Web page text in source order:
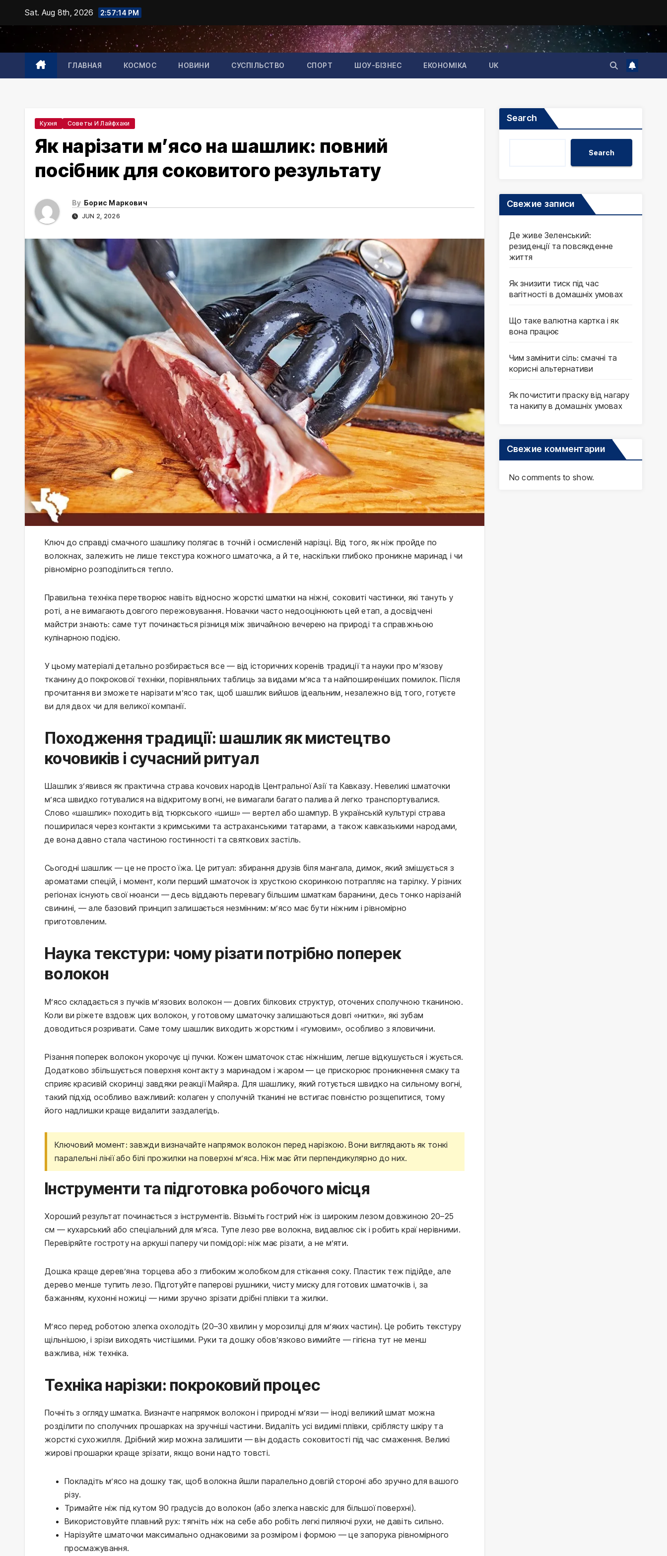
content
Sat. Aug 8th, 2026 2:57:15 PM
ГЛАВНАЯ КОСМОС НОВИНИ СУСПІЛЬСТВО СПОРТ ШОУ-БІЗНЕС ЕКОНОМІКА UK
Кухня Советы И Лайфхаки
Як нарізати м’ясо на шашлик: повний
посібник для соковитого результату
By Борис Маркович
JUN 2, 2026
Ключ до справді смачного шашлику полягає в точній і осмисленій нарізці. Від того, як ніж пройде по
волокнах, залежить не лише текстура кожного шматочка, а й те, наскільки глибоко проникне маринад і чи
рівномірно розподілиться тепло.
Правильна техніка перетворює навіть відносно жорсткі шматки на ніжні, соковиті частинки, які тануть у
роті, а не вимагають довгого пережовування. Новачки часто недооцінюють цей етап, а досвідчені
майстри знають: саме тут починається різниця між звичайною вечерею на природі та справжньою
кулінарною подією.
У цьому матеріалі детально розбирається все — від історичних коренів традиції та науки про м’язову
тканину до покрокової техніки, порівняльних таблиць за видами м’яса та найпоширеніших помилок. Після
прочитання ви зможете нарізати м’ясо так, щоб шашлик вийшов ідеальним, незалежно від того, готуєте
ви для двох чи для великої компанії.
Походження традиції: шашлик як мистецтво
кочовиків і сучасний ритуал
Шашлик з’явився як практична страва кочових народів Центральної Азії та Кавказу. Невеликі шматочки
м’яса швидко готувалися на відкритому вогні, не вимагали багато палива й легко транспортувалися.
Слово «шашлик» походить від тюркського «шиш» — вертел або шампур. В українській культурі страва
поширилася через контакти з кримськими та астраханськими татарами, а також кавказькими народами,
де вона давно стала частиною гостинності та святкових застіль.
Сьогодні шашлик — це не просто їжа. Це ритуал: збирання друзів біля мангала, димок, який змішується з
ароматами спецій, і момент, коли перший шматочок із хрусткою скоринкою потрапляє на тарілку. У різних
регіонах існують свої нюанси — десь віддають перевагу більшим шматкам баранини, десь тонко нарізаній
свинині, — але базовий принцип залишається незмінним: м’ясо має бути ніжним і рівномірно
приготовленим.
Наука текстури: чому різати потрібно поперек
волокон
М’ясо складається з пучків м’язових волокон — довгих білкових структур, оточених сполучною тканиною.
Коли ви ріжете вздовж цих волокон, у готовому шматочку залишаються довгі «нитки», які зубам
доводиться розривати. Саме тому шашлик виходить жорстким і «гумовим», особливо з яловичини.
Різання поперек волокон укорочує ці пучки. Кожен шматочок стає ніжнішим, легше відкушується і жується.
Додатково збільшується поверхня контакту з маринадом і жаром — це прискорює проникнення смаку та
сприяє красивій скоринці завдяки реакції Майяра. Для шашлику, який готується швидко на сильному вогні,
такий підхід особливо важливий: колаген у сполучній тканині не встигає повністю розщепитися, тому
його надлишки краще видалити заздалегідь.
Ключовий момент: завжди визначайте напрямок волокон перед нарізкою. Вони виглядають як тонкі
паралельні лінії або білі прожилки на поверхні м’яса. Ніж має йти перпендикулярно до них.
Інструменти та підготовка робочого місця
Хороший результат починається з інструментів. Візьміть гострий ніж із широким лезом довжиною 20–25
см — кухарський або спеціальний для м’яса. Тупе лезо рве волокна, видавлює сік і робить краї нерівними.
Перевіряйте гостроту на аркуші паперу чи помідорі: ніж має різати, а не м’яти.
Дошка краще дерев’яна торцева або з глибоким жолобком для стікання соку. Пластик теж підійде, але
дерево менше тупить лезо. Підготуйте паперові рушники, чисту миску для готових шматочків і, за
бажанням, кухонні ножиці — ними зручно зрізати дрібні плівки та жилки.
М’ясо перед роботою злегка охолодіть (20–30 хвилин у морозилці для м’яких частин). Це робить текстуру
щільнішою, і зрізи виходять чистішими. Руки та дошку обов’язково вимийте — гігієна тут не менш
важлива, ніж техніка.
Техніка нарізки: покроковий процес
Почніть з огляду шматка. Визначте напрямок волокон і природні м’язи — іноді великий шмат можна
розділити по сполучних прошарках на зручніші частини. Видаліть усі видимі плівки, сріблясту шкіру та
жорсткі сухожилля. Дрібний жир можна залишити — він додасть соковитості під час смаження. Великі
жирові прошарки краще зрізати, якщо вони надто товсті.
Покладіть м’ясо на дошку так, щоб волокна йшли паралельно довгій стороні або зручно для вашого
різу.
Тримайте ніж під кутом 90 градусів до волокон (або злегка навскіс для більшої поверхні).
Використовуйте плавний рух: тягніть ніж на себе або робіть легкі пиляючі рухи, не давіть сильно.
Нарізуйте шматочки максимально однаковими за розміром і формою — це запорука рівномірного
просмажування.
Search
Search
Свежие записи
Де живе Зеленський:
резиденції та повсякденне
життя
Як знизити тиск під час
вагітності в домашніх умовах
Що таке валютна картка і як
вона працює
Чим замінити сіль: смачні та
корисні альтернативи
Як почистити праску від нагару
та накипу в домашніх умовах
Свежие комментарии
No comments to show.